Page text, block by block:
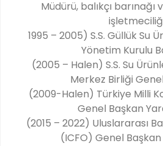
Müdürü, balıkçı barınağı
1995 – 2005) S.S. Güllük Su
Yönetim Kurulu
(2005 – Halen) S.S. Su
Merkez Birliği
(2009-Halen) Türkiye Milli
Genel Başkan
(2015 – 2022) Uluslararası
(ICFO) Genel Başkan